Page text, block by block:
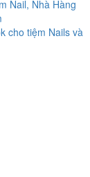
Nail, Nhà Hàng
cho tiệm Nails và